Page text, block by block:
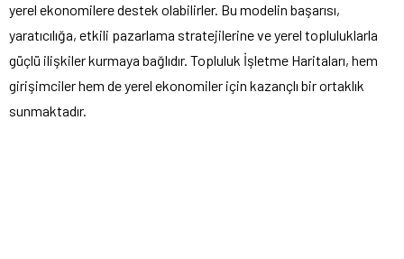
yerel ekonomilere destek olabilirler. Bu modelin başarısı,
yaratıcılığa, etkili pazarlama stratejilerine ve yerel topluluklarla
güçlü ilişkiler kurmaya bağlıdır. Topluluk İşletme Haritaları, hem
girişimciler hem de yerel ekonomiler için kazançlı bir ortaklık
sunmaktadır.